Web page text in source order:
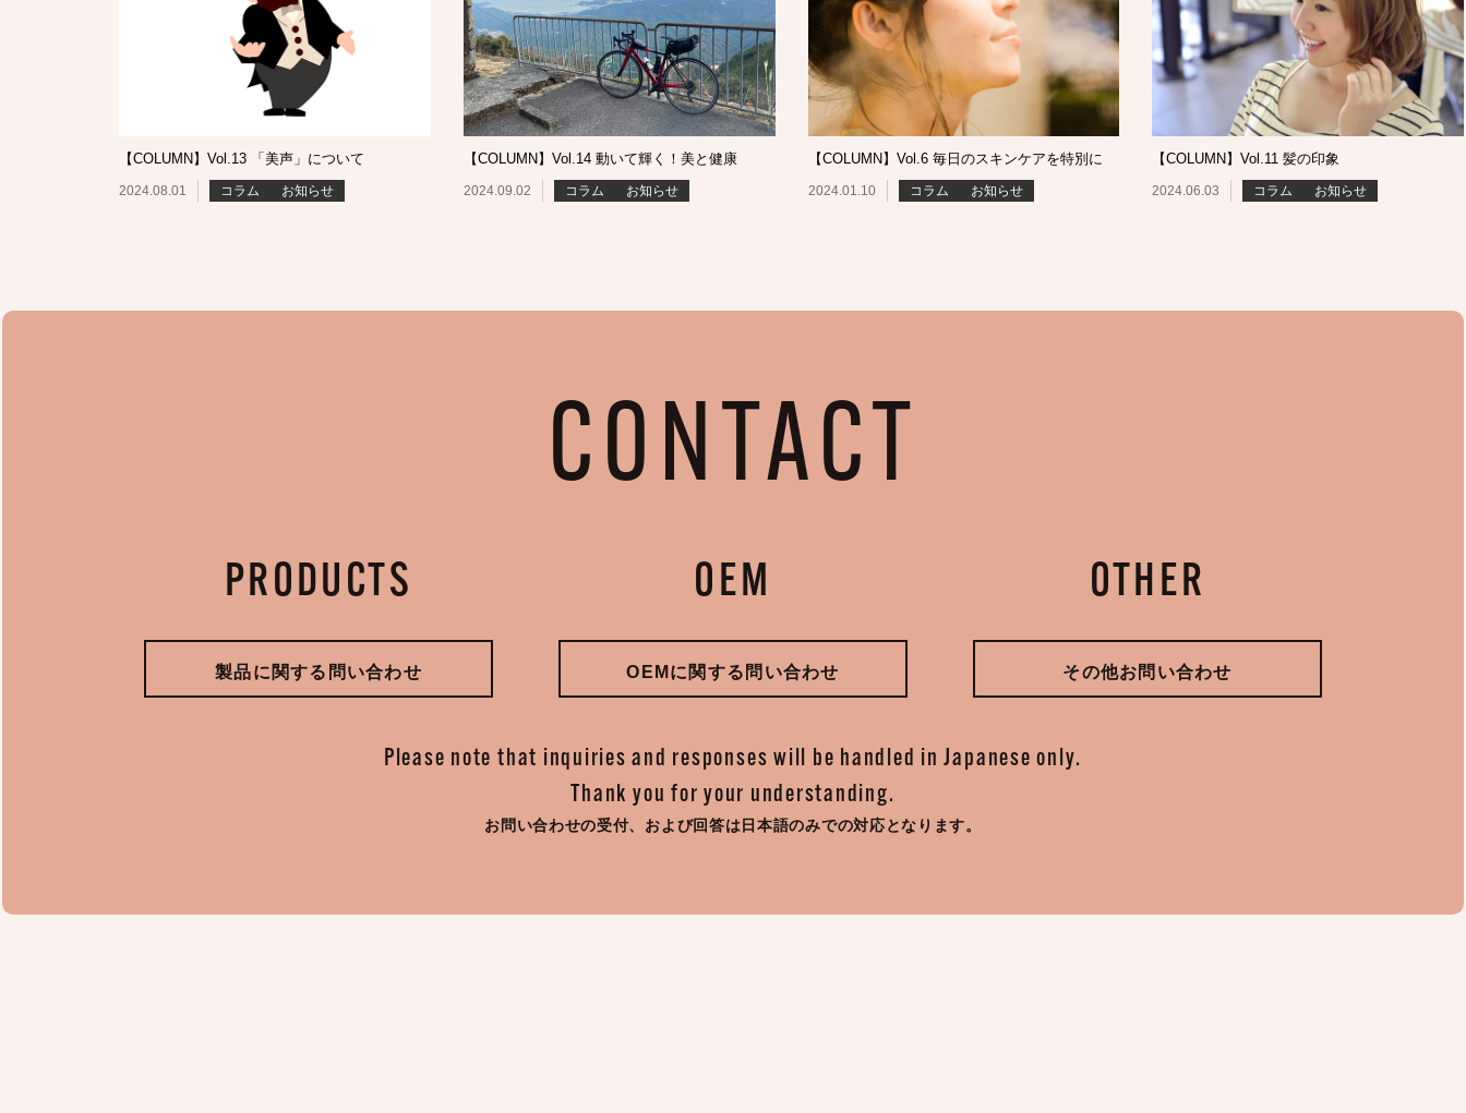
【COLUMN】Vol.13 「美声」について
2024.08.01 コラム お知らせ
【COLUMN】Vol.14 動いて輝く！美と健康
2024.09.02 コラム お知らせ
【COLUMN】Vol.6 毎日のスキンケアを特別に
2024.01.10 コラム お知らせ
【COLUMN】Vol.11 髪の印象
2024.06.03 コラム お知らせ
CONTACT
PRODUCTS
製品に関する問い合わせ
OEM
OEMに関する問い合わせ
OTHER
その他お問い合わせ
Please note that inquiries and responses will be handled in Japanese only.
Thank you for your understanding.
お問い合わせの受付、 および回答は日本語のみでの対応となります。